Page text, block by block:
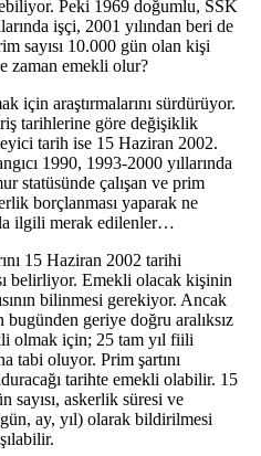
Peki 1969 doğumlu, SSK
işçi, 2001 yılından beri de
sayısı 10.000 gün olan kişi
zaman emekli olur?
için araştırmalarını sürdürüyor.
tarihlerine göre değişiklik
tarih ise 15 Haziran 2002.
1990, 1993-2000 yıllarında
statüsünde çalışan ve prim
borçlanması yaparak ne
ilgili merak edilenler…
15 Haziran 2002 tarihi
belirliyor. Emekli olacak kişinin
bilinmesi gerekiyor. Ancak
bugünden geriye doğru aralıksız
olmak için; 25 tam yıl fiili
tabi oluyor. Prim şartını
tarihte emekli olabilir. 15
sayısı, askerlik süresi ve
ay, yıl) olarak bildirilmesi